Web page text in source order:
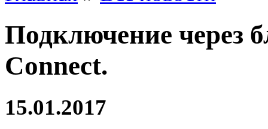
Подключение через
Connect.
15.01.2017